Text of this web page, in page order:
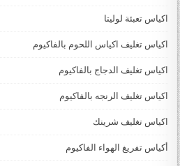
اكياس تعبئة لوليتا
اكياس تغليف اكياس اللحوم بالفاكيوم
اكياس تغليف الدجاج بالفاكيوم
اكياس تغليف الرنجه بالفاكيوم
اكياس تغليف شرينك
أكياس تفريغ الهواء الفاكيوم